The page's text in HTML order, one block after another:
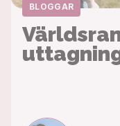
BLOGGAR